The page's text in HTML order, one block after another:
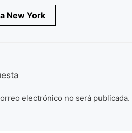
New York
electrónico no será publicada.